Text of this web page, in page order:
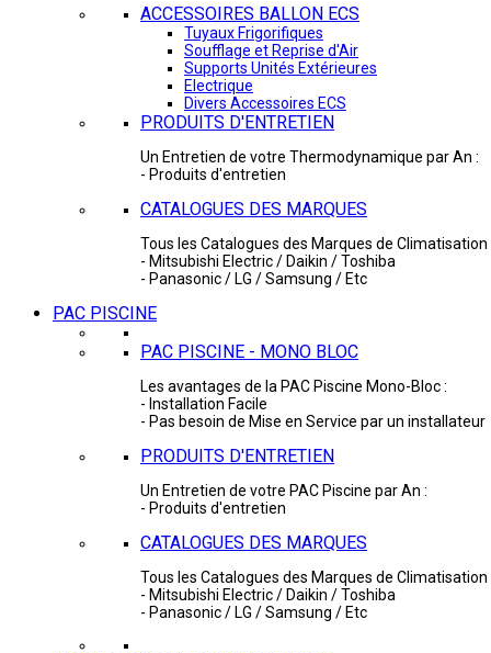
ACCESSOIRES BALLON ECS
Tuyaux Frigorifiques
Soufflage et Reprise d'Air
Supports Unités Extérieures
Electrique
Divers Accessoires ECS
PRODUITS D'ENTRETIEN
Un Entretien de votre Thermodynamique par An :
- Produits d'entretien
CATALOGUES DES MARQUES
Tous les Catalogues des Marques de Climatisation
- Mitsubishi Electric / Daikin / Toshiba
- Panasonic / LG / Samsung / Etc
PAC PISCINE
PAC PISCINE - MONO BLOC
Les avantages de la PAC Piscine Mono-Bloc :
- Installation Facile
- Pas besoin de Mise en Service par un installateur
PRODUITS D'ENTRETIEN
Un Entretien de votre PAC Piscine par An :
- Produits d'entretien
CATALOGUES DES MARQUES
Tous les Catalogues des Marques de Climatisation
- Mitsubishi Electric / Daikin / Toshiba
- Panasonic / LG / Samsung / Etc